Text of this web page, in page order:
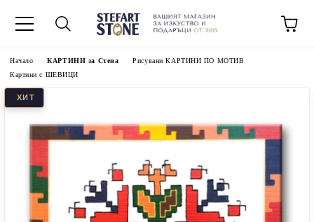
Начало КАРТИНИ за Стена
Рисувани КАРТИНИ ПО МОТИВ
Картини с ШЕВИЦИ